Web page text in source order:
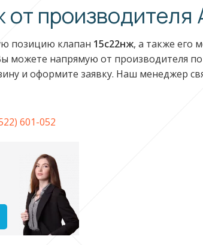
от производителя
позицию клапан 15с22нж, а также его
можете напрямую от производителя
и оформите заявку. Наш менеджер
601-052